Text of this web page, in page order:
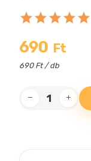
starstarstarstarstar
690 Ft
690 Ft / db